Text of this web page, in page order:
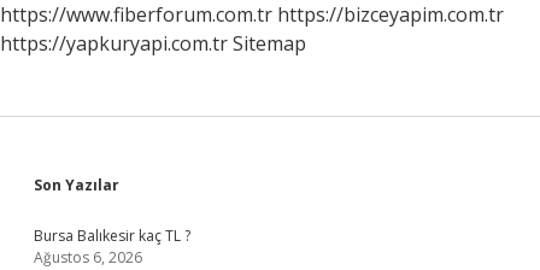
https://www.fiberforum.com.tr https://bizceyapim.com.tr
https://yapkuryapi.com.trSitemap
Sidebar
Son Yazılar
Bursa Balıkesir kaç TL ?
Ağustos 6, 2026